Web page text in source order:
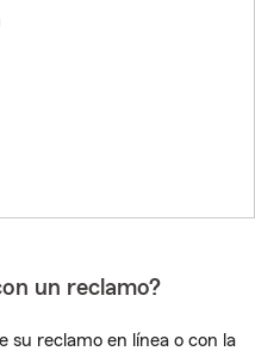
un reclamo?
su reclamo en línea o con la